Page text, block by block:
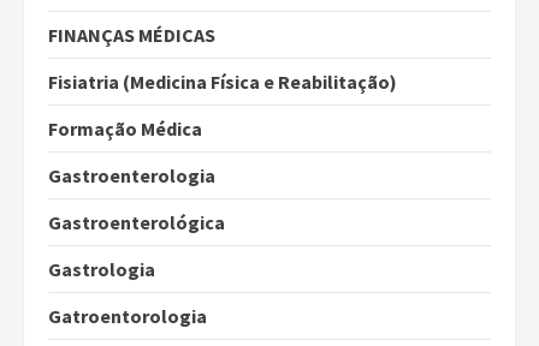
FINANÇAS MÉDICAS
Fisiatria (Medicina Física e Reabilitação)
Formação Médica
Gastroenterologia
Gastroenterológica
Gastrologia
Gatroentorologia